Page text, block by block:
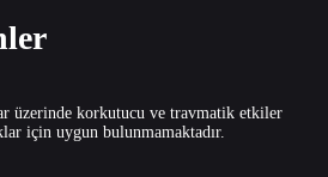
üzerinde korkutucu ve travmatik etkiler
için uygun bulunmamaktadır.